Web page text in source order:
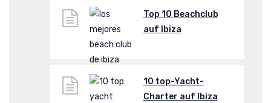
Top 10 Beachclub
auf Ibiza
10 top-Yacht-
Charter auf Ibiza